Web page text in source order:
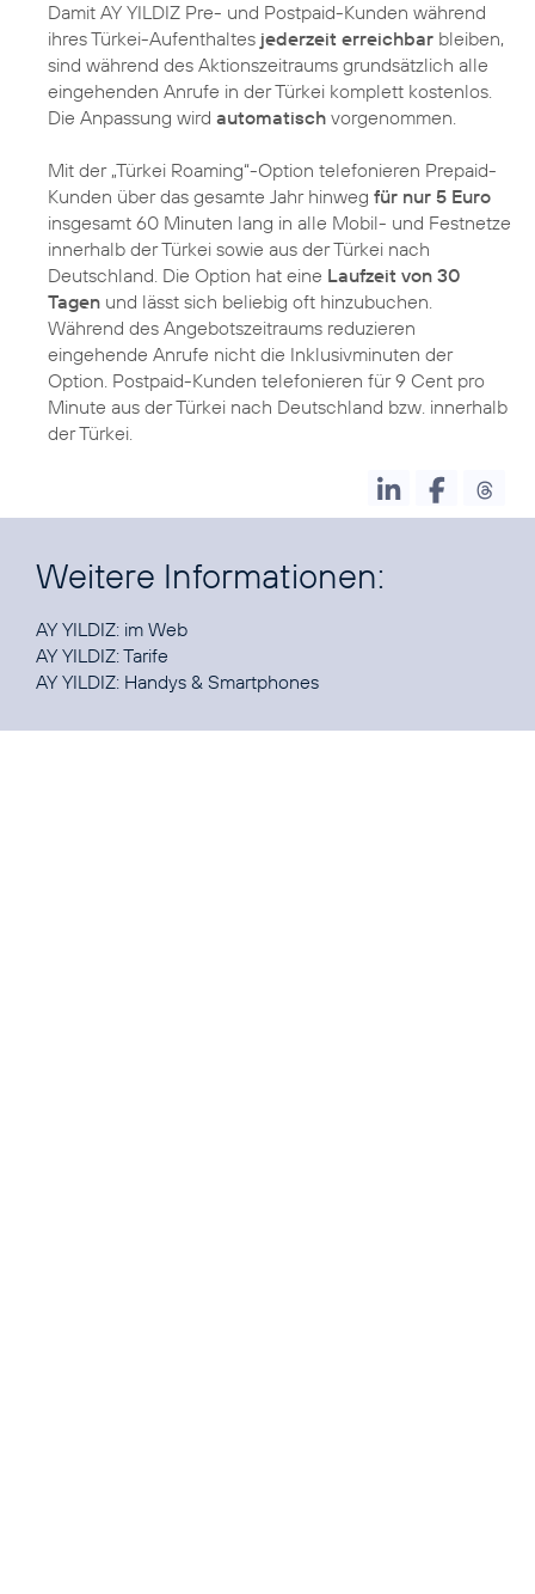
Damit AY YILDIZ Pre- und Postpaid-Kunden während
ihres Türkei-Aufenthaltes jederzeit erreichbar bleiben,
sind während des Aktionszeitraums grundsätzlich alle
eingehenden Anrufe in der Türkei komplett kostenlos.
Die Anpassung wird automatisch vorgenommen.
Mit der „Türkei Roaming“-Option telefonieren Prepaid-
Kunden über das gesamte Jahr hinweg für nur 5 Euro
insgesamt 60 Minuten lang in alle Mobil- und Festnetze
innerhalb der Türkei sowie aus der Türkei nach
Deutschland. Die Option hat eine Laufzeit von 30
Tagen und lässt sich beliebig oft hinzubuchen.
Während des Angebotszeitraums reduzieren
eingehende Anrufe nicht die Inklusivminuten der
Option. Postpaid-Kunden telefonieren für 9 Cent pro
Minute aus der Türkei nach Deutschland bzw. innerhalb
der Türkei.
Weitere Informationen:
AY YILDIZ: im Web
AY YILDIZ:Tarife
AY YILDIZ: Handys & Smartphones